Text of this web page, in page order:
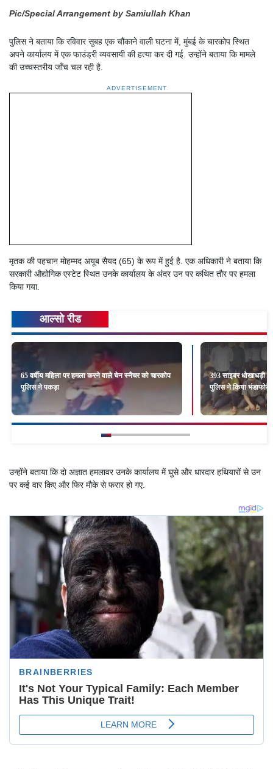
Pic/Special Arrangement by Samiullah Khan
पुलिस ने बताया कि रविवार सुबह एक चौंकाने वाली घटना में, मुंबई के चारकोप स्थित
अपने कार्यालय में एक फाउंड्री व्यवसायी की हत्या कर दी गई. उन्होंने बताया कि मामले
की उच्चस्तरीय जाँच चल रही है.
ADVERTISEMENT
मृतक की पहचान मोहम्मद अयूब सैयद (65) के रूप में हुई है. एक अधिकारी ने बताया कि
सरकारी औद्योगिक एस्टेट स्थित उनके कार्यालय के अंदर उन पर कथित तौर पर हमला
किया गया.
आल्सो रीड
65 वर्षीय महिला पर हमला करने वाले चेन स्नैचर को चारकोप
पुलिस ने पकड़ा
393 साइबर धोखाधड़ी
पुलिस ने किया भंडाफोड़
उन्होंने बताया कि दो अज्ञात हमलावर उनके कार्यालय में घुसे और धारदार हथियारों से उन
पर कई वार किए और फिर मौके से फरार हो गए.